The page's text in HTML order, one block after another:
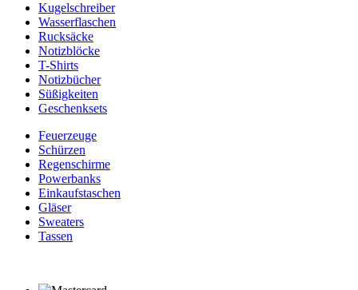
Kugelschreiber
Wasserflaschen
Rucksäcke
Notizblöcke
T-Shirts
Notizbücher
Süßigkeiten
Geschenksets
Feuerzeuge
Schürzen
Regenschirme
Powerbanks
Einkaufstaschen
Gläser
Sweaters
Tassen